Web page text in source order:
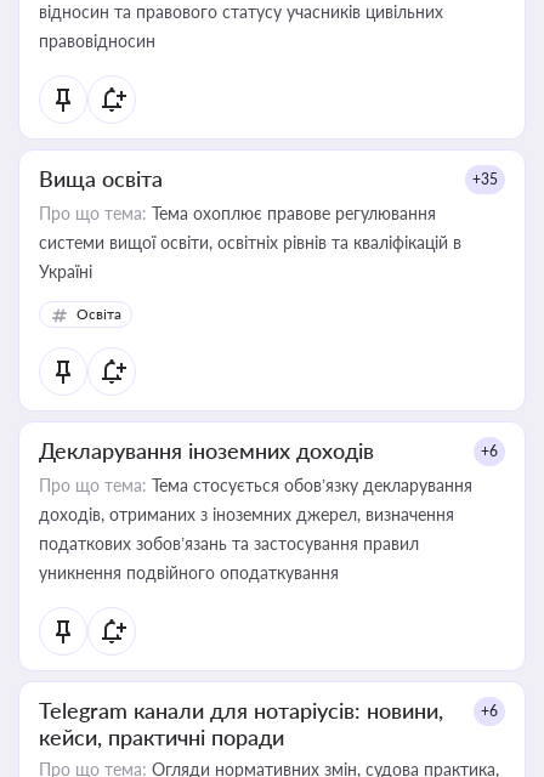
відносин та правового статусу учасників цивільних
правовідносин
Вища освіта +35
Про що тема: Тема охоплює правове регулювання
системи вищої освіти, освітніх рівнів та кваліфікацій в
Україні
Освіта
Декларування іноземних доходів +6
Про що тема: Тема стосується обов’язку декларування
доходів, отриманих з іноземних джерел, визначення
податкових зобов’язань та застосування правил
уникнення подвійного оподаткування
Telegram канали для нотаріусів: новини,
кейси, практичні поради
+6
Про що тема: Огляди нормативних змін, судова практика,